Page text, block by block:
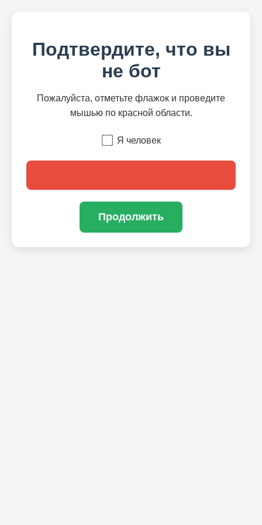
Подтвердите, что вы
не бот
Пожалуйста, отметьте флажок и проведите
мышью по красной области.
Я человек
Продолжить